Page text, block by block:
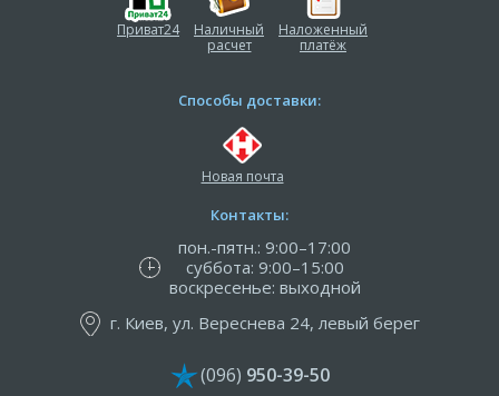
Приват24
Наличный
расчет
Наложенный
платёж
Способы доставки:
Новая почта
Контакты:
пон.-пятн.: 9:00–17:00
суббота: 9:00–15:00
воскресенье: выходной
г. Киев, ул. Вереснева 24, левый берег
(096) 950-39-50